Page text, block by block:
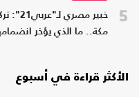
5
خبير
مكة.. ما الذي يؤخر
الأكثر قراءة في أسبوع